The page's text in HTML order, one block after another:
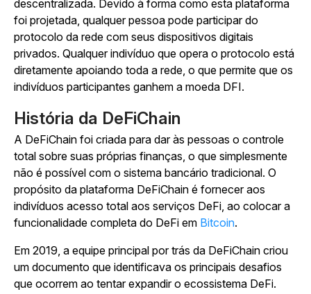
descentralizada. Devido à forma como esta plataforma
foi projetada, qualquer pessoa pode participar do
protocolo da rede com seus dispositivos digitais
privados. Qualquer indivíduo que opera o protocolo está
diretamente apoiando toda a rede, o que permite que os
indivíduos participantes ganhem a moeda DFI.
História da DeFiChain
A DeFiChain foi criada para dar às pessoas o controle
total sobre suas próprias finanças, o que simplesmente
não é possível com o sistema bancário tradicional. O
propósito da plataforma DeFiChain é fornecer aos
indivíduos acesso total aos serviços DeFi, ao colocar a
funcionalidade completa do DeFi em Bitcoin.
Em 2019, a equipe principal por trás da DeFiChain criou
um documento que identificava os principais desafios
que ocorrem ao tentar expandir o ecossistema DeFi.